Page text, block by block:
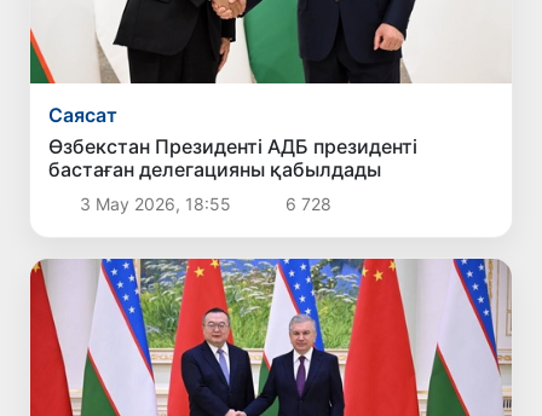
Саясат
Өзбекстан Президенті АДБ президенті
бастаған делегацияны қабылдады
3 Мау 2026, 18:55 6 728